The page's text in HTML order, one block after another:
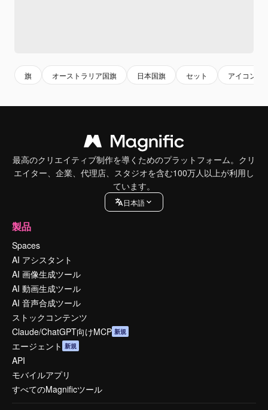
旗 オーストラリア国旗 日本国旗 セット アイコン セ
最高のクリエイティブ制作を導くためのプラットフォーム。クリ
エイター、企業、代理店、スタジオを含む100万人以上が利用し
ています。
日本語
製品
Spaces
AI アシスタント
AI 画像生成ツール
AI 動画生成ツール
AI 音声合成ツール
ストックコンテンツ
Claude/ChatGPT向けMCP 新規
エージェント 新規
API
モバイルアプリ
すべてのMagnificツール